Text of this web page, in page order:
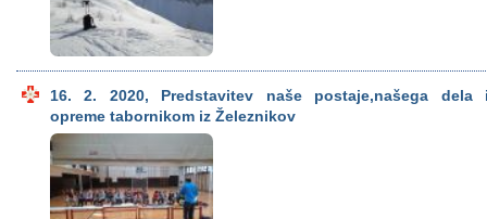
16. 2. 2020, Predstavitev naše postaje,našega dela
opreme tabornikom iz Železnikov